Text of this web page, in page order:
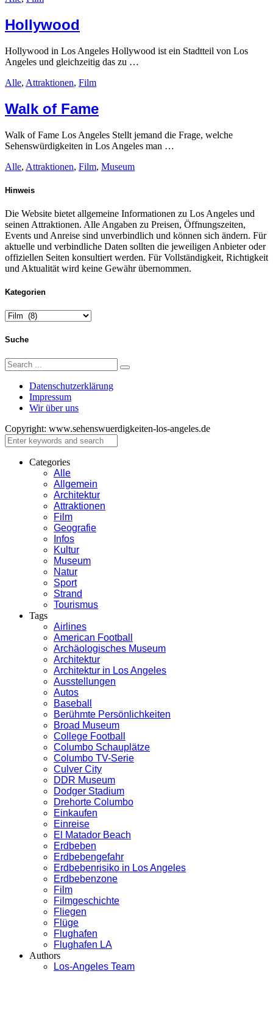
Hollywood
Hollywood in Los Angeles Hollywood ist ein Stadtteil von Los
Angeles und gleichzeitig das zu …
Alle, Attraktionen, Film
Walk of Fame
Walk of Fame Los Angeles Stellt jemand die Frage, welche
Sehenswürdigkeiten in Los Angeles man …
Alle, Attraktionen, Film, Museum
Hinweis
Die Website bietet allgemeine Informationen zu Los Angeles und
seinen Attraktionen. Alle Angaben zu Preisen, Öffnungszeiten,
Events und Anreise sind unverbindlich und können sich ändern. Für
aktuelle und verbindliche Daten sollten die jeweiligen Anbieter oder
offiziellen Seiten konsultiert werden. Für Vollständigkeit, Richtigkeit
und Aktualität wird keine Gewähr übernommen.
Kategorien
Kategorien
Suche
Search
for:
Search
Datenschutzerklärung
Impressum
Wir über uns
Copyright: www.sehenswuerdigkeiten-los-angeles.de
Close
Categories
Alle
Allgemein
Architektur
Attraktionen
Film
Geografie
Infos
Kultur
Museum
Natur
Sport
Strand
Tourismus
Tags
Airlines
American Football
Archäologisches Museum
Architektur
Architektur in Los Angeles
Ausstellungen
Autos
Baseball
Berühmte Persönlichkeiten
Broad Museum
College Football
Columbo Schauplätze
Columbo TV-Serie
Culver City
DDR Museum
Dodger Stadium
Drehorte Columbo
Einkaufen
Einreise
El Matador Beach
Erdbeben
Erdbebengefahr
Erdbebenrisiko in Los Angeles
Erdbebenzone
Film
Filmgeschichte
Fliegen
Flüge
Flughafen
Flughafen LA
Authors
Los-Angeles Team